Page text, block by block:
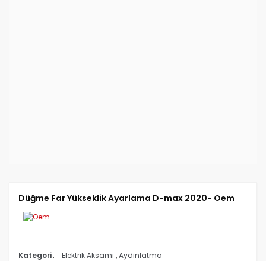
Düğme Far Yükseklik Ayarlama D-max 2020- Oem
Kategori Elektrik Aksamı ,Aydınlatma